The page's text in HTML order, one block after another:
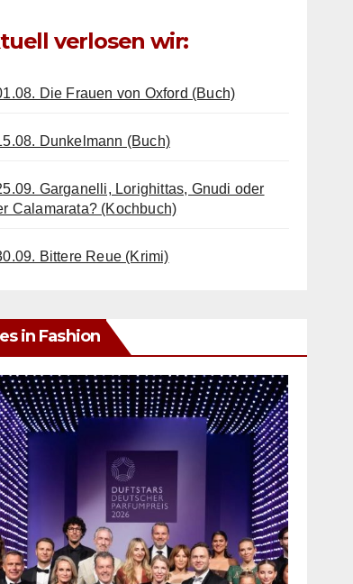
verlosen wir:
Die Frauen von Oxford (Buch)
Dunkelmann (Buch)
Garganelli, Lorighittas, Gnudi oder
Calamarata? (Kochbuch)
Bittere Reue (Krimi)
in Fashion